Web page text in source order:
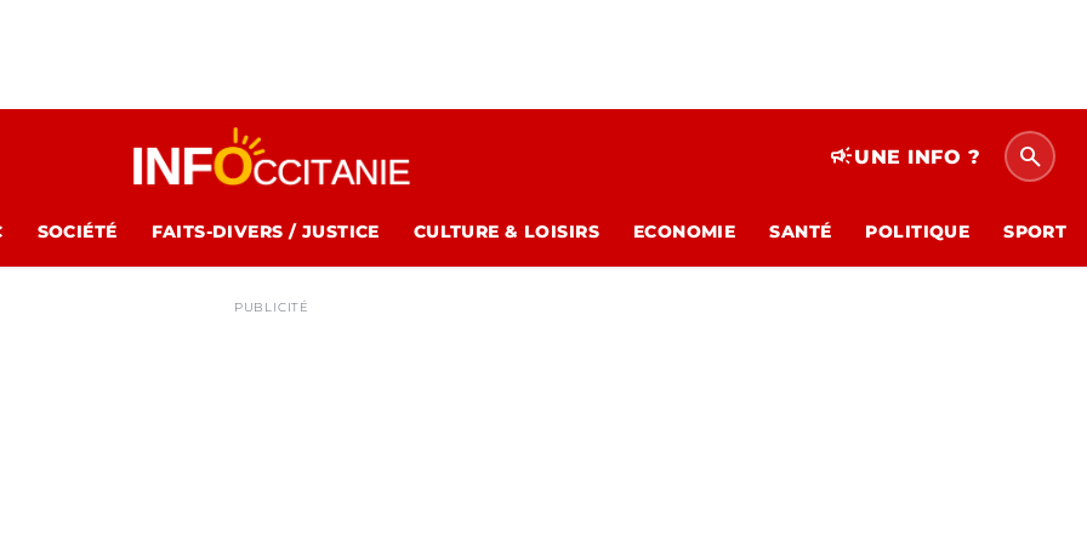
campaignUNE INFO ? search
SOCIÉTÉ FAITS-DIVERS / JUSTICE CULTURE & LOISIRS ECONOMIE SANTÉ POLITIQUE SPORT
PUBLICITÉ